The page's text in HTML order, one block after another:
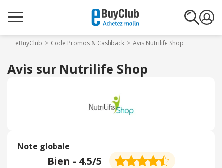
eBuyClub Code Promos & Cashback Avis Nutrilife Shop
Avis sur Nutrilife Shop
Note globale
Bien - 4.5/5